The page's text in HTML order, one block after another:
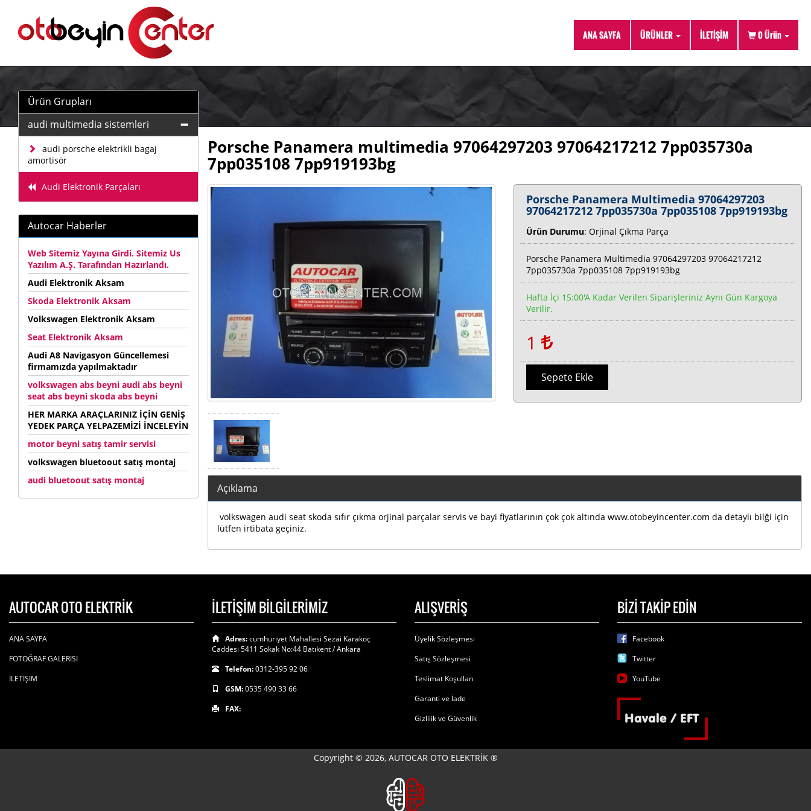
ANA SAYFA ÜRÜNLER İLETİŞİM 0Ürün
Ürün Grupları
audi multimedia sistemleri
audi porsche elektrikli bagaj
amortisör
Audi Elektronik Parçaları
Autocar Haberler
Web Sitemiz Yayına Girdi. Sitemiz Us
Yazılım A.Ş. Tarafından Hazırlandı.
Audi Elektronik Aksam
Skoda Elektronik Aksam
Volkswagen Elektronik Aksam
Seat Elektronik Aksam
Audi A8 Navigasyon Güncellemesi
firmamızda yapılmaktadır
volkswagen abs beyni audi abs beyni
seat abs beyni skoda abs beyni
HER MARKA ARAÇLARINIZ İÇİN GENİŞ
YEDEK PARÇA YELPAZEMİZİ İNCELEYİN
motor beyni satış tamir servisi
volkswagen bluetoout satış montaj
audi bluetoout satış montaj
Porsche Panamera multimedia 97064297203 97064217212 7pp035730a
7pp035108 7pp919193bg
Porsche Panamera Multimedia 97064297203
97064217212 7pp035730a 7pp035108 7pp919193bg
Ürün Durumu: Orjinal Çıkma Parça
Porsche Panamera Multimedia 97064297203 97064217212
7pp035730a 7pp035108 7pp919193bg
Hafta İçi 15:00'a Kadar Verilen Siparişleriniz Aynı Gün Kargoya
Verilir.
1
Sepete Ekle
Açıklama
volkswagen audi seat skoda sıfır çıkma orjinal parçalar servis ve bayi fiyatlarının çok çok altında www.otobeyincenter.com da detaylı bilği için
lütfen irtibata geçiniz.
AUTOCAR OTO ELEKTRİK
ANA SAYFA
FOTOĞRAF GALERİSİ
İLETİŞİM
İLETİŞİM BİLGİLERİMİZ
Adres:cumhuriyet Mahallesi Sezai Karakoç
Caddesi 5411 Sokak No:44 Batıkent / Ankara
Telefon:0312-395 92 06
GSM:0535 490 33 66
FAX:
ALIŞVERİŞ
Üyelik Sözleşmesi
Satış Sözleşmesi
Teslimat Koşulları
Garanti ve İade
Gizlilik ve Güvenlik
BİZİ TAKİP EDİN
Facebook
Twitter
YouTube
Copyright © 2026, AUTOCAR OTO ELEKTRİK ®